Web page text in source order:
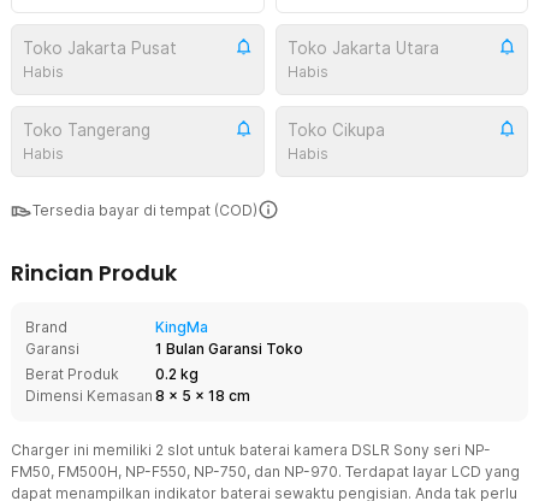
Toko Jakarta Pusat
Habis
Toko Jakarta Utara
Habis
Toko Tangerang
Habis
Toko Cikupa
Habis
Tersedia bayar di tempat (COD)
Rincian Produk
Brand
KingMa
Garansi
1 Bulan Garansi Toko
Berat Produk
0.2 kg
Dimensi Kemasan 8 x 5 x 18 cm
Charger ini memiliki 2 slot untuk baterai kamera DSLR Sony seri NP-
FM50, FM500H, NP-F550, NP-750, dan NP-970. Terdapat layar LCD yang
dapat menampilkan indikator baterai sewaktu pengisian. Anda tak perlu